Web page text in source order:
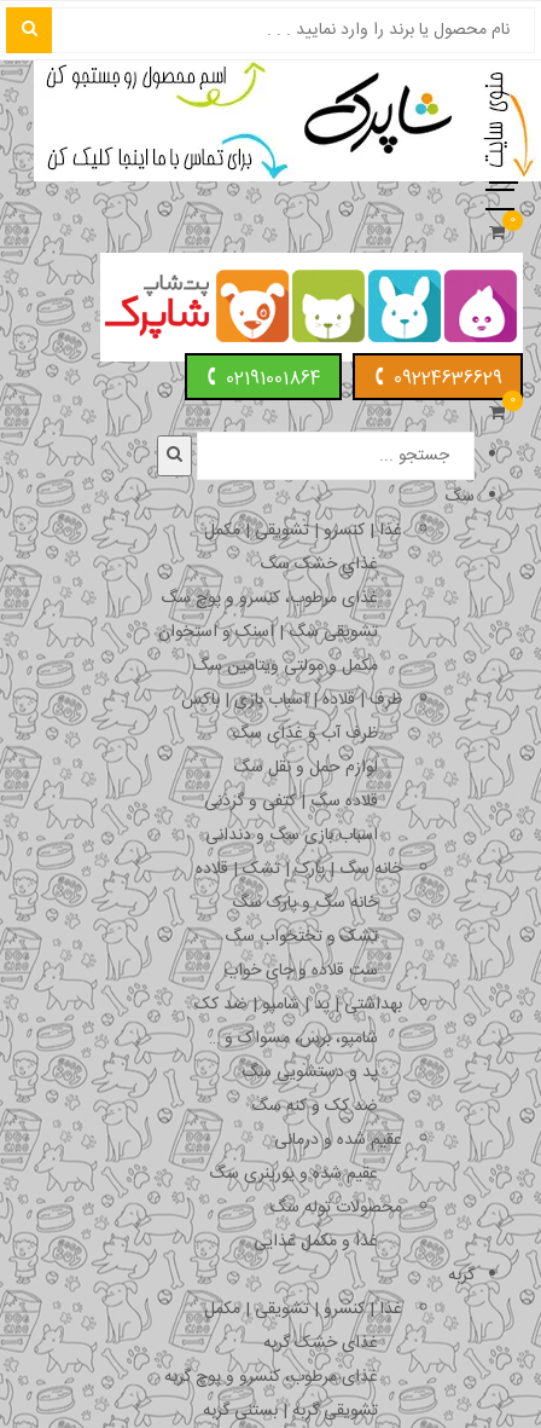
0
09224636629
02191001864
0
سگ
غذا | کنسرو | تشویقی | مکمل
غذای خشک سگ
غذای مرطوب، کنسرو و پوچ سگ
تشویقی سگ | اسنک و استخوان
مکمل و مولتی ویتامین سگ
ظرف | قلاده | اسباب بازی | باکس
ظرف آب و غذای سگ
لوازم حمل و نقل سگ
قلاده سگ | کتفی و گردنی
اسباب بازی سگ و دندانی
خانه سگ | پارک | تشک | قلاده
خانه سگ و پارک سگ
تشک و تختخواب سگ
ست قلاده و جای خواب
بهداشتی | پد | شامپو | ضد کک
شامپو، برس، مسواک و …
پد و دستشویی سگ
ضد کک و کنه سگ
عقیم شده و درمانی
عقیم شده و یورینری سگ
محصولات توله سگ
غذا و مکمل غذایی
گربه
غذا | کنسرو | تشویقی | مکمل
غذای خشک گربه
غذای مرطوب، کنسرو و پوچ گربه
تشویقی گربه | بستنی گربه